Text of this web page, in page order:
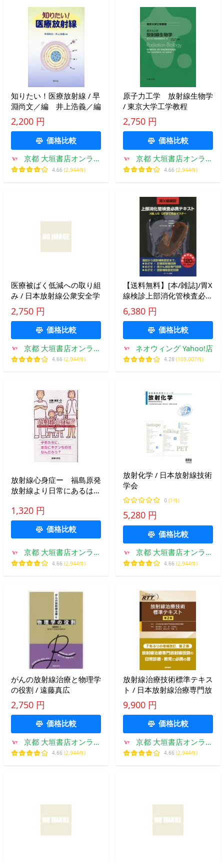
知りたい！医療放射線 / 早
淵尚文／編 井上浩義／編
2,200 円
価格比較
京都 大垣書店オンライ
ン
4.66 (2,944件)
原子力工学 放射線生物学
/ 東京大学工学教程
2,750 円
価格比較
京都 大垣書店オンライ
ン
4.66 (2,944件)
医療被ばく低減への取り組
み / 日本放射線公衆安全学
2,750 円
価格比較
京都 大垣書店オンライ
ン
4.66 (2,944件)
【送料無料】[本/雑誌]/胃X
線検診上部消化管検査必携
テキスト X線、US、GIFま
で完全マスター/西川孝/企
画・監修・編著 丹羽康正/
監修 安田鋭介/監修
6,380 円
価格比較
ネオウィング Yahoo!店
4.28 (109,007件)
放射線心身症ー 福島原発
放射線より日常にあるはる
直哉 著
1,320 円
価格比較
京都 大垣書店オンライ
ン
4.66 (2,944件)
放射化学 / 日本放射線技術
学会
0 (1件)
5,280 円
価格比較
京都 大垣書店オンライ
ン
4.66 (2,944件)
がんの放射線治療と物理学
の役割 / 遠藤真広
2,750 円
価格比較
京都 大垣書店オンライ
ン
4.66 (2,944件)
放射線治療技術標準テキス
ト / 日本放射線治療専門放
9,900 円
価格比較
京都 大垣書店オンライ
ン
4.66 (2,944件)